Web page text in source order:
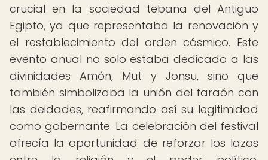
crucial en la sociedad tebana del Antiguo
Egipto, ya que representaba la renovación y
el restablecimiento del orden cósmico. Este
evento anual no solo estaba dedicado a las
divinidades Amón, Mut y Jonsu, sino que
también simbolizaba la unión del faraón con
las deidades, reafirmando así su legitimidad
como gobernante. La celebración del festival
ofrecía la oportunidad de reforzar los lazos